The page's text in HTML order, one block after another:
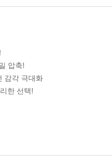
압축!
감각 극대화
한 선택!